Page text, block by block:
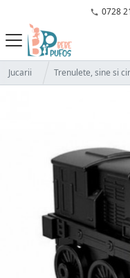
0728
Jucarii Trenulete, sine si